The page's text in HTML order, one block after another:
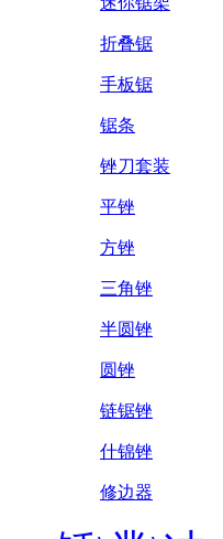
折叠锯
手板锯
锯条
锉刀套装
平锉
方锉
三角锉
半圆锉
圆锉
链锯锉
什锦锉
修边器